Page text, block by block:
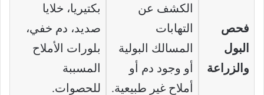
فحص
البول
والزراعة
الكشف عن
التهابات
المسالك البولية
أو وجود دم أو
أملاح غير طبيعية.
بكتيريا، خلايا
صديد، دم خفي،
بلورات الأملاح
المسببة
للحصوات.